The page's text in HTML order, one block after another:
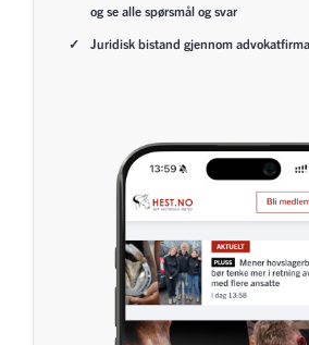
og se alle spørsmål og svar
Juridisk bistand gjennom